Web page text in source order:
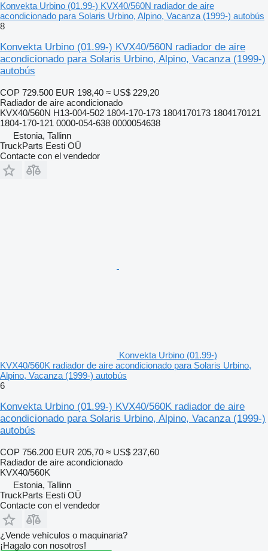
Konvekta Urbino (01.99-) KVX40/560N radiador de aire
acondicionado para Solaris Urbino, Alpino, Vacanza (1999-) autobús
8
Konvekta Urbino (01.99-) KVX40/560N radiador de aire
acondicionado para Solaris Urbino, Alpino, Vacanza (1999-)
autobús
COP 729.500 EUR 198,40 ≈ US$ 229,20
Radiador de aire acondicionado
KVX40/560N H13-004-502 1804-170-173 1804170173 1804170121
1804-170-121 0000-054-638 0000054638
Estonia, Tallinn
TruckParts Eesti OÜ
Contacte con el vendedor
Konvekta Urbino (01.99-)
KVX40/560K radiador de aire acondicionado para Solaris Urbino,
Alpino, Vacanza (1999-) autobús
6
Konvekta Urbino (01.99-) KVX40/560K radiador de aire
acondicionado para Solaris Urbino, Alpino, Vacanza (1999-)
autobús
COP 756.200 EUR 205,70 ≈ US$ 237,60
Radiador de aire acondicionado
KVX40/560K
Estonia, Tallinn
TruckParts Eesti OÜ
Contacte con el vendedor
¿Vende vehículos o maquinaria?
¡Hagalo con nosotros!